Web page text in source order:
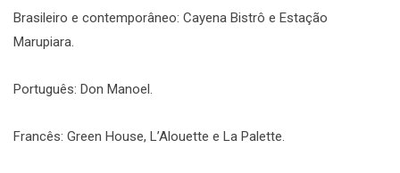
Brasileiro e contemporâneo: Cayena Bistrô e Estação
Marupiara.
Português: Don Manoel.
Francês: Green House, L’Alouette e La Palette.